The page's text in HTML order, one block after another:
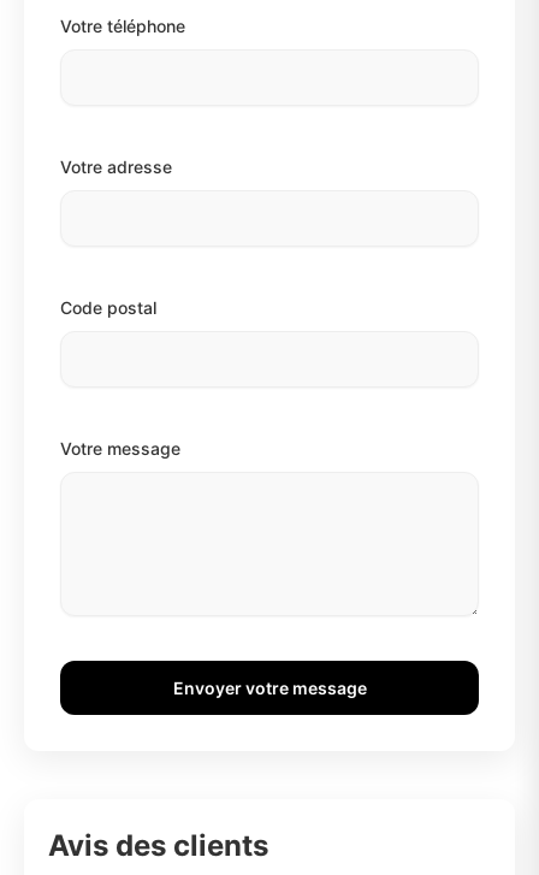
Votre téléphone
Votre adresse
Code postal
Votre message
Envoyer votre message
Avis des clients